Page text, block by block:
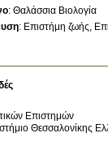
: Θαλάσσια Βιολογία
: Επιστήμη ζωής
Επιστημών
Θεσσαλονίκης